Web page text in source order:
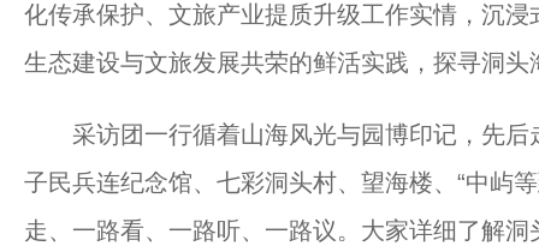
化传承保护、文旅产业提质升级工作实情，沉
生态建设与文旅发展共荣的鲜活实践，探寻洞
采访团一行循着山海风光与园博印记，先后
子民兵连纪念馆、七彩洞头村、望海楼、“中屿
走、一路看、一路听、一路议。大家详细了解